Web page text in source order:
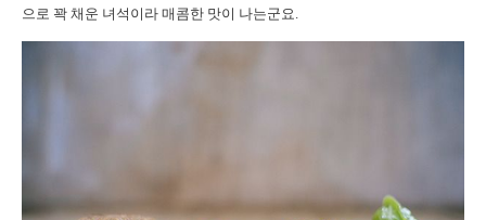
으로 꽉 채운 녀석이라 매콤한 맛이 나는군요.